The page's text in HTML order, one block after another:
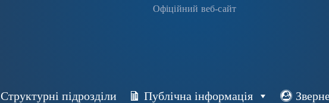
Офіційний веб-сайт
Структурні підрозділи Публічна інформація